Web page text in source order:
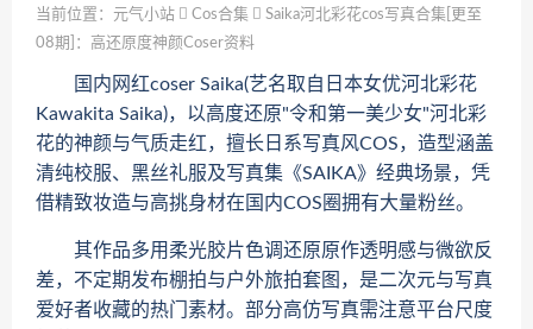
当前位置： 元气小站 Cos合集
Saika河北彩花cos写真合集[更至
08期]：高还原度神颜Coser资料
国内网红coser Saika(艺名取自日本女优河北彩花
Kawakita Saika)，以高度还原"令和第一美少女"河北彩
花的神颜与气质走红，擅长日系写真风COS，造型涵盖
清纯校服、黑丝礼服及写真集《SAIKA》经典场景，凭
借精致妆造与高挑身材在国内COS圈拥有大量粉丝。
其作品多用柔光胶片色调还原原作透明感与微欲反
差，不定期发布棚拍与户外旅拍套图，是二次元与写真
爱好者收藏的热门素材。部分高仿写真需注意平台尺度